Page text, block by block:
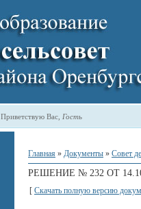
Приветствую Вас Гость
Главная » Документы » Совет
РЕШЕНИЕ № 232 ОТ
[ Скачать полную версию